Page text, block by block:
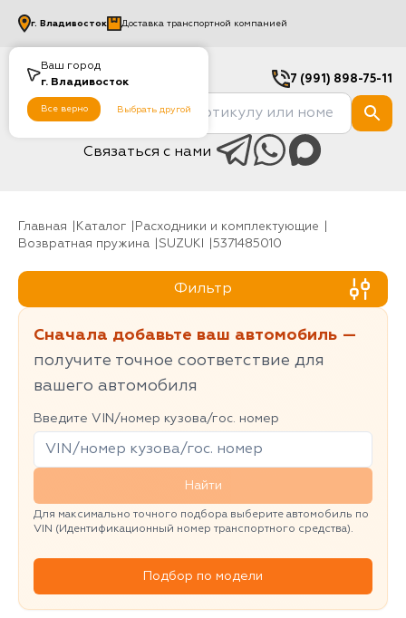
Ваш город
г. Владивосток
Все верно Выбрать другой
г. Владивосток Доставка транспортной компанией
7 (991) 898-75-11
Связаться с нами
Главная Каталог
Расходники и комплектующие
Возвратная пружина
SUZUKI 5371485010
Фильтр
Сначала добавьте ваш автомобиль —
получите точное соответствие для
вашего автомобиля
Введите VIN/номер кузова/гос. номер
Найти
Для максимально точного подбора выберите автомобиль по
VIN (Идентификационный номер транспортного средства).
Подбор по модели